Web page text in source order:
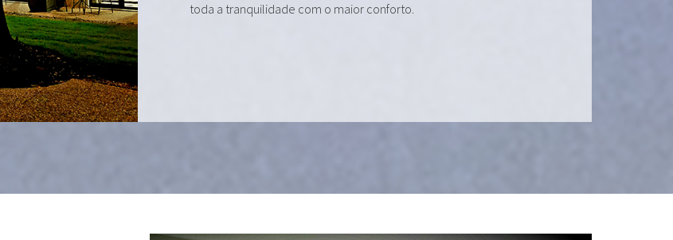
toda a tranquilidade com o maior conforto.